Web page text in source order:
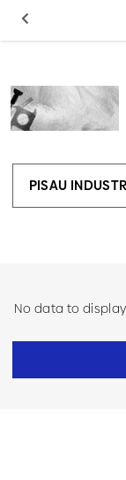
PISAU
No data to display